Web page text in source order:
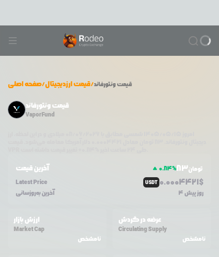
صفحه اصلی/قیمت ارزدیجیتال/ قیمتونتورفاند
قیمت ونتورفاند
VaporFund
آخرین قیمت 0.84%83تومان
Latest Price
USDT 0.0004421$
آخرین به‌روزسانی 4 روز پیش
ارزش بازار
Market Cap
نامشخص
عرضه در گردش
Circulating Supply
نامشخص